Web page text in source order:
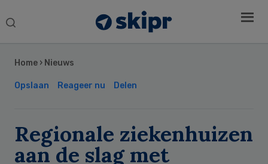
Search
Home › Nieuws
Opslaan Reageer nu Delen
Regionale ziekenhuizen
aan de slag met
Sidebar